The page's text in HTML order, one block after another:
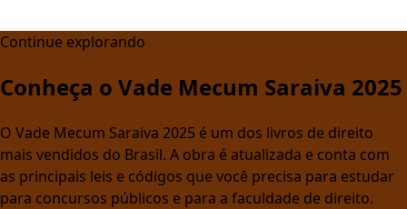
Continue explorando
Conheça o Vade Mecum Saraiva 2025
O Vade Mecum Saraiva 2025 é um dos livros de direito
mais vendidos do Brasil. A obra é atualizada e conta com
as principais leis e códigos que você precisa para estudar
para concursos públicos e para a faculdade de direito.